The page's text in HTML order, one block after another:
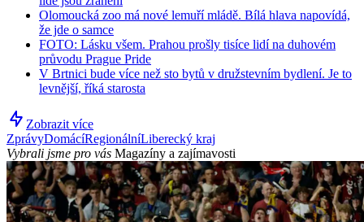
Olomoucká zoo má nové lemuří mládě. Bílá hlava napovídá,
že jde o samce
FOTO: Lásku všem. Prahou prošly tisíce lidí na duhovém
průvodu Prague Pride
V Brtnici bude více než sto bytů v družstevním bydlení. Je to
levnější, říká starosta
Zobrazit více
ZprávyDomácíRegionálníLiberecký kraj
Vybrali jsme pro vás Magazíny a zajímavosti